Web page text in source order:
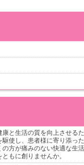
と生活の質を向上させる
使し、患者様に寄り添っ
の方が痛みのない快適な生
もに創りませんか。